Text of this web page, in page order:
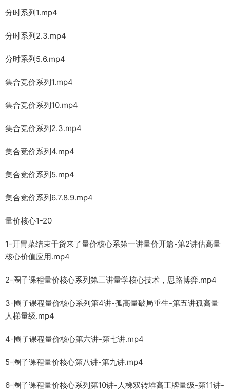
分时系列1.mp4
分时系列2.3.mp4
分时系列5.6.mp4
集合竞价系列1.mp4
集合竞价系列10.mp4
集合竞价系列2.3.mp4
集合竞价系列4.mp4
集合竞价系列5.mp4
集合竞价系列6.7.8.9.mp4
量价核心1-20
1-开胃菜结束干货来了量价核心系第一讲量价开篇-第2讲估高量
核心价值应用.mp4
2-圈子课程量价核心系列第三讲量学核心技术，思路博弈.mp4
3-圈子课程量价核心系列第4讲-孤高量破局重生-第五讲孤高量
人梯量级.mp4
4-圈子课程量价核心第六讲-第七讲.mp4
5-圈子课程量价核心第八讲-第九讲.mp4
6-圈子课程量价核心系列第10讲-人梯双转堆高王牌量级-第11讲-